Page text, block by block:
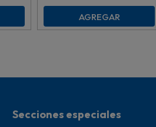
AGREGAR
Secciones especiales